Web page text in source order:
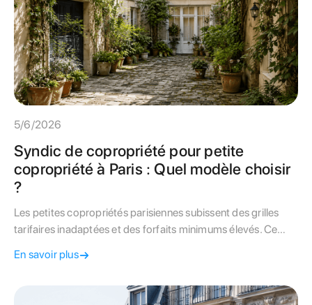
5/6/2026
Syndic de copropriété pour petite
copropriété à Paris : Quel modèle choisir
?
Les petites copropriétés parisiennes subissent des grilles
tarifaires inadaptées et des forfaits minimums élevés. Ce
pour optimiser le budget de votre petit immeuble.
En savoir plus